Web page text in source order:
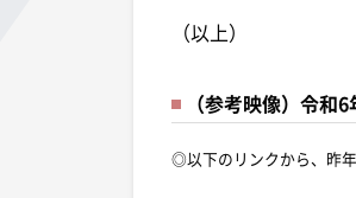
（以上）
（参考映像）令和
◎以下のリンクから、昨